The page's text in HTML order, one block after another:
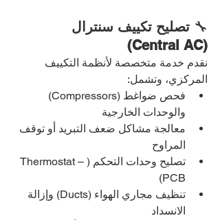
🔧 تصليح تكييف سنترال
(Central AC)
نقدم خدمة متخصصة لأنظمة التكييف
المركزي، وتشمل:
فحص ضواغط (Compressors)
والوحدات الخارجية
معالجة مشاكل ضعف التبريد أو توقف
المراوح
تصليح وحدات التحكم (Thermostat –
PCB)
تنظيف مجاري الهواء (Ducts) وإزالة
الانسداد